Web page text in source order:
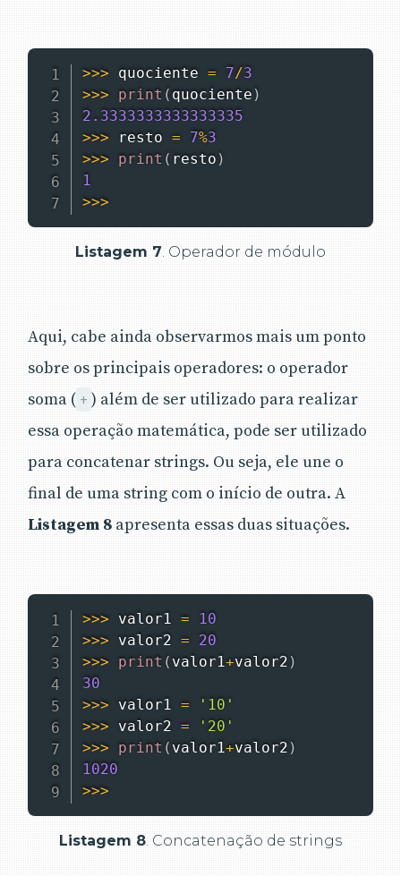
>>> quociente = 7/3
>>> print ( quociente )
2.3333333333333335
>>> resto = 7%3
>>> print ( resto )
1
>>>
Listagem 7. Operador de módulo
Aqui, cabe ainda observarmos mais um ponto
sobre os principais operadores: o operador
soma ( + ) além de ser utilizado para realizar
essa operação matemática, pode ser utilizado
para concatenar strings. Ou seja, ele une o
final de uma string com o início de outra. A
Listagem 8 apresenta essas duas situações.
>>> valor1 =
10
>>> valor2 =
20
>>> print ( valor1+valor2 )
30
>>> valor1 =
'10'
>>> valor2 =
'20'
>>> print ( valor1+valor2 )
1020
>>>
Listagem 8. Concatenação de strings